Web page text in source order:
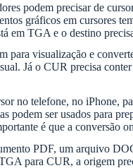
podem precisar de
gráficos em cursores
em TGA e o destino
para visualização e
Já o CUR precisa
no telefone, no iPhone,
podem ser usados para
é que a conversão
PDF, um arquivo
para CUR, a origem